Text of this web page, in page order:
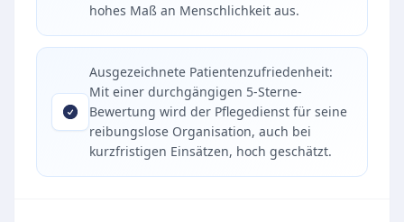
hohes Maß an Menschlichkeit aus.
Ausgezeichnete Patientenzufriedenheit:
Mit einer durchgängigen 5-Sterne-
Bewertung wird der Pflegedienst für seine
reibungslose Organisation, auch bei
kurzfristigen Einsätzen, hoch geschätzt.